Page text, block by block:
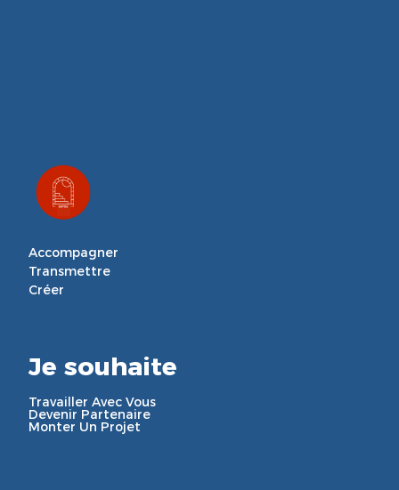
Accompagner
Transmettre
Créer
Je souhaite
Travailler Avec Vous
Devenir Partenaire
Monter Un Projet